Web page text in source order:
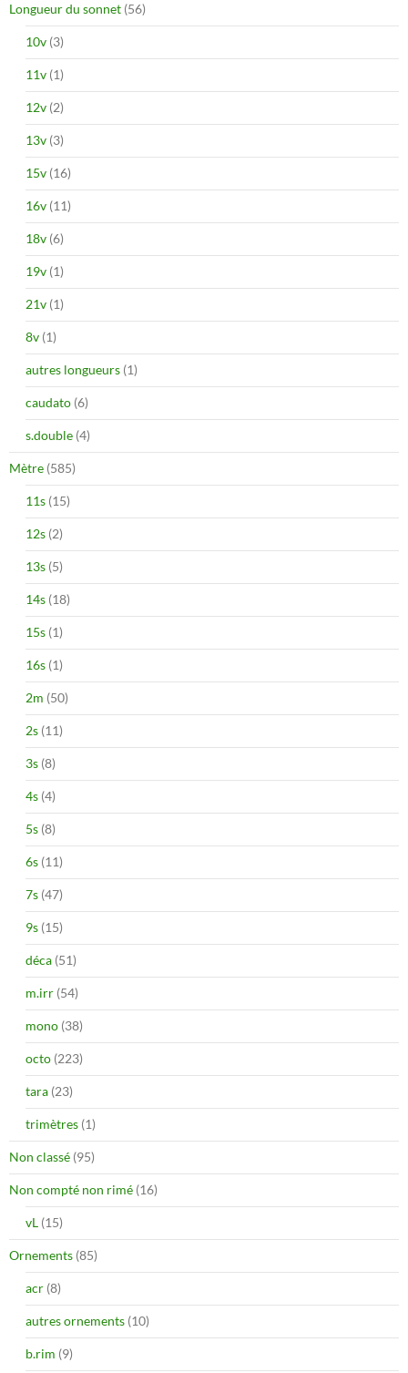
Longueur du sonnet (56)
10v (3)
11v (1)
12v (2)
13v (3)
15v (16)
16v (11)
18v (6)
19v (1)
21v (1)
8v (1)
autres longueurs (1)
caudato (6)
s.double (4)
Mètre (585)
11s (15)
12s (2)
13s (5)
14s (18)
15s (1)
16s (1)
2m (50)
2s (11)
3s (8)
4s (4)
5s (8)
6s (11)
7s (47)
9s (15)
déca (51)
m.irr (54)
mono (38)
octo (223)
tara (23)
trimètres (1)
Non classé (95)
Non compté non rimé (16)
vL (15)
Ornements (85)
acr (8)
autres ornements (10)
b.rim (9)